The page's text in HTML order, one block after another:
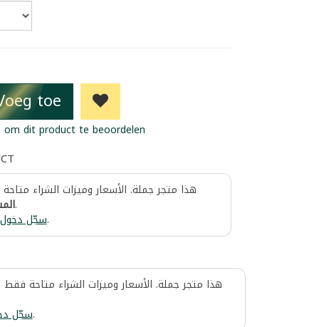
toe
om dit product te beoordelen
هذا متجر جملة. الأسعار وميزات الشراء
.
سجّل دخول.
هذا متجر جملة. الأسعار وميزات الشراء متاحة
سجّل.